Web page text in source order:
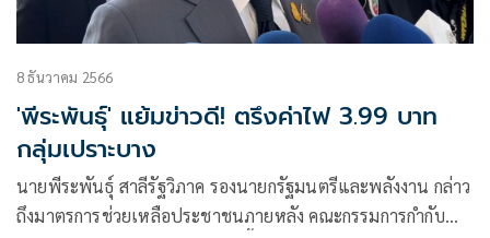
8 ธันวาคม 2566
'พีระพันธุ์' แย้มข่าวดี! ตรึงค่าไฟ 3.99 บาท
กลุ่มเปราะบาง
นายพีระพันธุ์ สาลีรัฐวิภาค รองนายกรัฐมนตรีและพลังงาน กล่าว
ถึงมาตรการช่วยเหลือประชาชนภายหลัง คณะกรรมการกำกับ